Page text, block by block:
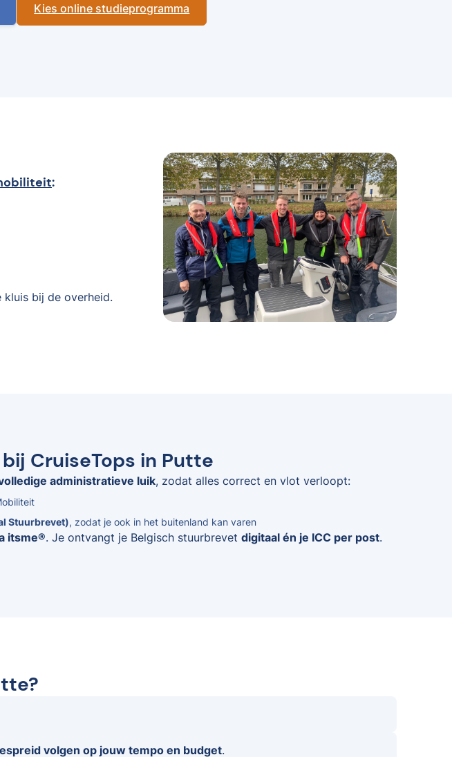
Kies online studieprogramma
:
bij de overheid.
CruiseTops in Putte
administratieve luik, zodat alles correct en vlot verloopt:
Stuurbrevet), zodat je ook in het buitenland kan varen
itsme®. Je ontvangt je Belgisch stuurbrevetdigitaal én je ICC per post.
volgen op jouw tempo en budget.